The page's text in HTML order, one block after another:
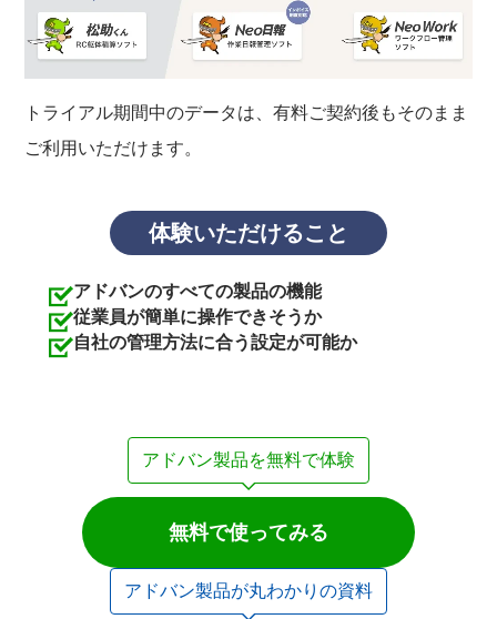
トライアル期間中のデータは、有料ご契約後もそのまま
ご利用いただけます。
体験いただけること
アドバンのすべての製品の機能
従業員が簡単に操作できそうか
自社の管理方法に合う設定が可能か
アドバン製品を無料で体験
無料で使ってみる
アドバン製品が丸わかりの資料